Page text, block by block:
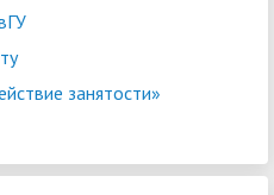
занятости»